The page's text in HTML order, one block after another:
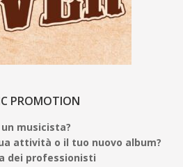
PROMOTION
un musicista?
attività o il tuo nuovo album?
dei professionisti